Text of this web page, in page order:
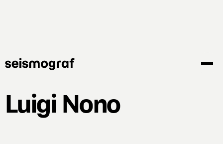
Luigi Nono